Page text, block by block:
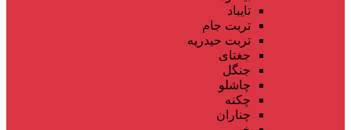
تایباد
تربت جام
تربت حیدریه
جغتای
جنگل
چاشلو
چکنه
چناران